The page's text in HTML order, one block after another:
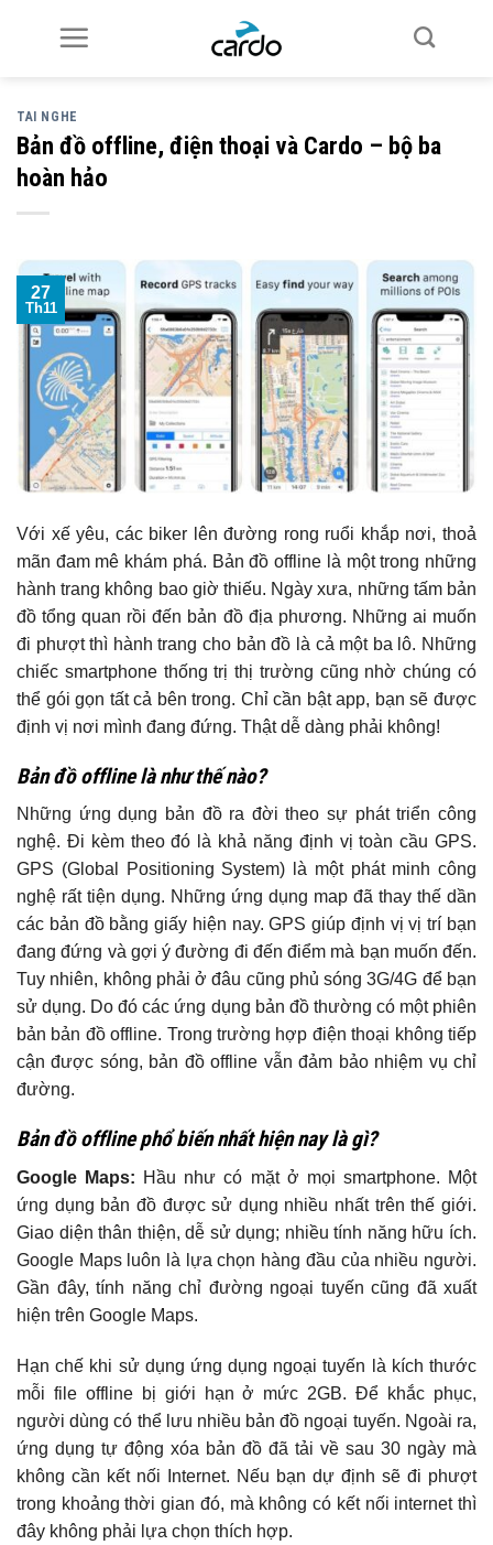
TAI NGHE
Bản đồ offline, điện thoại và Cardo – bộ ba
hoàn hảo
27
Th11
Với xế yêu, các biker lên đường rong ruổi khắp nơi, thoả
mãn đam mê khám phá. Bản đồ offline là một trong những
hành trang không bao giờ thiếu. Ngày xưa, những tấm bản
đồ tổng quan rồi đến bản đồ địa phương. Những ai muốn
đi phượt thì hành trang cho bản đồ là cả một ba lô. Những
chiếc smartphone thống trị thị trường cũng nhờ chúng có
thể gói gọn tất cả bên trong. Chỉ cần bật app, bạn sẽ được
định vị nơi mình đang đứng. Thật dễ dàng phải không!
Bản đồ offline là như thế nào?
Những ứng dụng bản đồ ra đời theo sự phát triển công
nghệ. Đi kèm theo đó là khả năng định vị toàn cầu GPS.
GPS (Global Positioning System) là một phát minh công
nghệ rất tiện dụng. Những ứng dụng map đã thay thế dần
các bản đồ bằng giấy hiện nay. GPS giúp định vị vị trí bạn
đang đứng và gợi ý đường đi đến điểm mà bạn muốn đến.
Tuy nhiên, không phải ở đâu cũng phủ sóng 3G/4G để bạn
sử dụng. Do đó các ứng dụng bản đồ thường có một phiên
bản bản đồ offline. Trong trường hợp điện thoại không tiếp
cận được sóng, bản đồ offline vẫn đảm bảo nhiệm vụ chỉ
đường.
Bản đồ offline phổ biến nhất hiện nay là gì?
Google Maps: Hầu như có mặt ở mọi smartphone. Một
ứng dụng bản đồ được sử dụng nhiều nhất trên thế giới.
Giao diện thân thiện, dễ sử dụng; nhiều tính năng hữu ích.
Google Maps luôn là lựa chọn hàng đầu của nhiều người.
Gần đây, tính năng chỉ đường ngoại tuyến cũng đã xuất
hiện trên Google Maps.
Hạn chế khi sử dụng ứng dụng ngoại tuyến là kích thước
mỗi file offline bị giới hạn ở mức 2GB. Để khắc phục,
người dùng có thể lưu nhiều bản đồ ngoại tuyến. Ngoài ra,
ứng dụng tự động xóa bản đồ đã tải về sau 30 ngày mà
không cần kết nối Internet. Nếu bạn dự định sẽ đi phượt
trong khoảng thời gian đó, mà không có kết nối internet thì
đây không phải lựa chọn thích hợp.